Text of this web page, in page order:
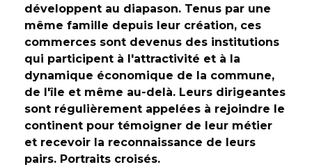
développent au diapason. Tenus par une
même famille depuis leur création, ces
commerces sont devenus des institutions
qui participent à l'attractivité et à la
dynamique économique de la commune,
de l'île et même au-delà. Leurs dirigeantes
sont régulièrement appelées à rejoindre le
continent pour témoigner de leur métier
et recevoir la reconnaissance de leurs
pairs. Portraits croisés.